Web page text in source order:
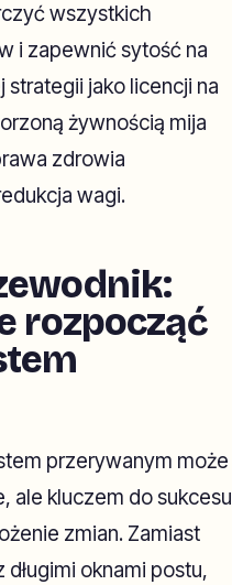
wszystkich
i zapewnić sytość na
jako licencji na
żywnością mija
zdrowia
wagi.
rozpocząć
przerywanym może
ale kluczem do sukcesu
zmian. Zamiast
długimi oknami postu,